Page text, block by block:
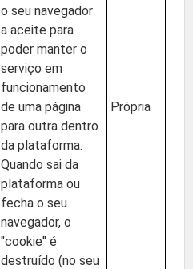
o seu navegador
a aceite para
poder manter o
serviço em
funcionamento
de uma página
para outra dentro
da plataforma.
Quando sai da
plataforma ou
fecha o seu
navegador, o
"cookie" é
destruído (no seu
Própria